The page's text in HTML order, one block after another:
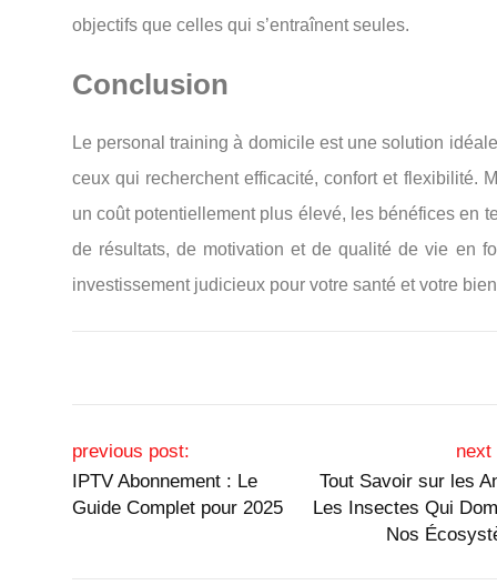
objectifs que celles qui s’entraînentseules.
Conclusion
Le personaltrainingà domicile est unesolution
ceux qui recherchentefficacité,confortet flexibilité.
un coût potentiellement plus élevé, les bénéficesen
de résultats, de motivationetdequalitédevie en
investissement judicieux pour votre santé etvotre
Post navigation
previous post:
IPTV Abonnement : Le
Guide Complet pour 2025
next
Tout Savoir sur les
Les Insectes Qui
Nos